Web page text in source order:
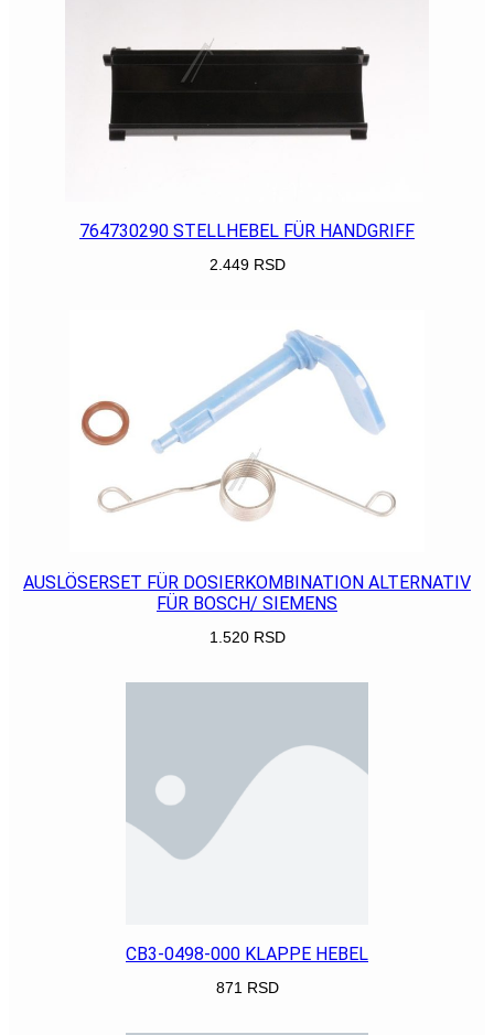
764730290 STELLHEBEL FÜR HANDGRIFF
2.449 RSD
AUSLÖSERSET FÜR DOSIERKOMBINATION ALTERNATIV
FÜR BOSCH/ SIEMENS
1.520 RSD
CB3-0498-000 KLAPPE HEBEL
871 RSD